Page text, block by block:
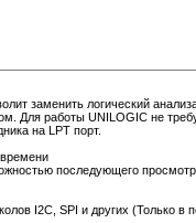
заменить логический
Для работы UNILOGIC не
на LPT порт.
последующего
I2C, SPI и других (Только в